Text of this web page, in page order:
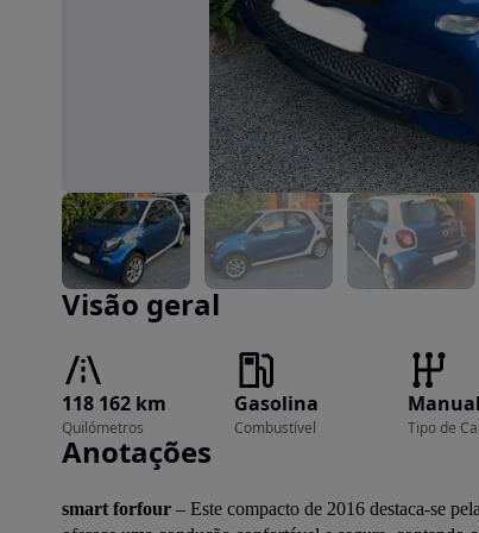
Imagem 1 de 7
Visão geral
118 162 km
Quilómetros
Gasolina
Combustível
Manual
Tipo de
Anotações
smart forfour – Este compacto de 2016 destaca-se